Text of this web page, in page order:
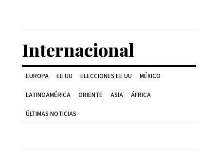
Internacional
EUROPA EE UU ELECCIONES EE UU MÉXICO
LATINOAMÉRICA ORIENTE ASIA ÁFRICA
ÚLTIMAS NOTICIAS